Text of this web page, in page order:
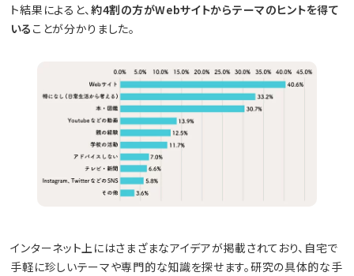
ト結果によると、約4割の方がWebサイトからテーマのヒントを得て
いる ことが分かりました。
インターネット上にはさまざまなアイデアが掲載されており、自宅で
手軽に珍しいテーマや専門的な知識を探せます。研究の具体的な手